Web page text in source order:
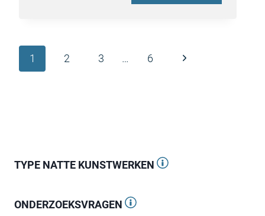
Paginanavigatie
1 2 3 … 6
Volgende
TYPE NATTE KUNSTWERKEN
ONDERZOEKSVRAGEN